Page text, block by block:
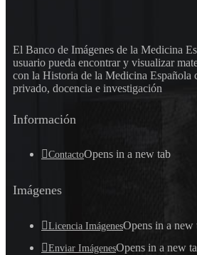
El Banco de Imágenes de la Medicina
usuario pueda encontrar y visualizar
con la Historia de la Medicina Española
privado, docencia e investigación
Información
ContactoOpens in a new tab
Imágenes
Licencia ImágenesOpens in a new
Enviar ImágenesOpens in a new